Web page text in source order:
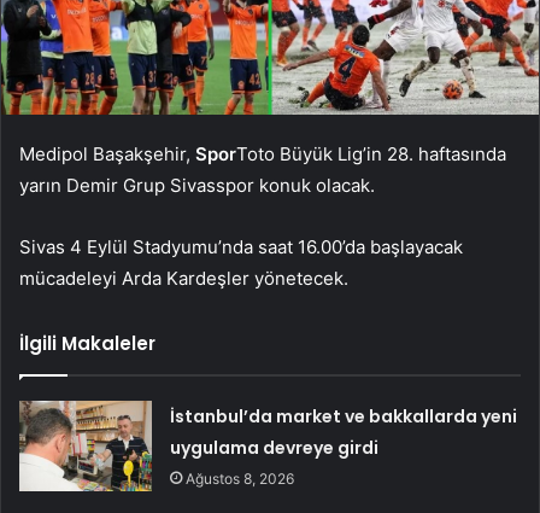
Medipol Başakşehir, SporToto Büyük Lig’in 28. haftasında
yarın Demir Grup Sivasspor konuk olacak.
Sivas 4 Eylül Stadyumu’nda saat 16.00’da başlayacak
mücadeleyi Arda Kardeşler yönetecek.
İlgili Makaleler
İstanbul’da market ve bakkallarda yeni
uygulama devreye girdi
Ağustos 8, 2026